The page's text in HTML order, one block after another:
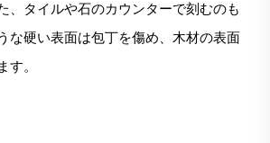
、タイルや石のカウンターで刻むのも
な硬い表面は包丁を傷め、木材の表面
す。